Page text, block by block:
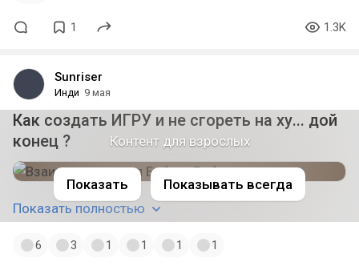
1 1.3K
Sunriser
Инди 9 мая
Как создать ИГРУ и не сгореть на ху... дой
конец ?
Показать полностью
Контент для взрослых
Показать Показывать всегда
6 3 1 1 1 1